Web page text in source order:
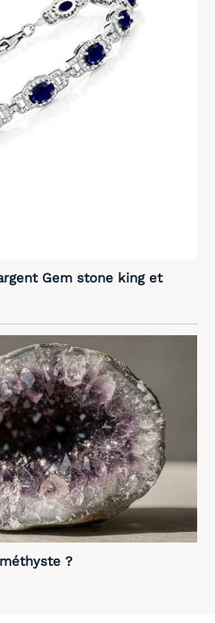
Gem stone king et
?